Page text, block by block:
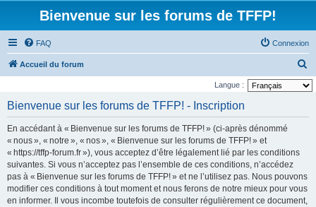
Bienvenue sur les forums de TFFP!
FAQ Connexion
Accueil du forum
e
Langue :
Bienvenue sur les forums de TFFP! - Inscription
En accédant à « Bienvenue sur les forums de TFFP! » (ci-après dénommé
« nous », « notre », « nos », « Bienvenue sur les forums de TFFP! » et
« https://tffp-forum.fr »), vous acceptez d’être légalement lié par les conditions
suivantes. Si vous n’acceptez pas l’ensemble de ces conditions, n’accédez
pas à « Bienvenue sur les forums de TFFP! » et ne l’utilisez pas. Nous pouvons
modifier ces conditions à tout moment et nous ferons de notre mieux pour vous
en informer. Il vous incombe toutefois de consulter régulièrement ce document,